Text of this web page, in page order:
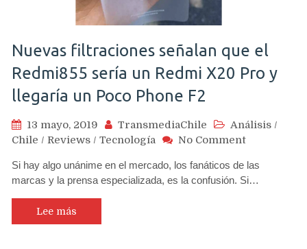
Nuevas filtraciones señalan que el
Redmi855 sería un Redmi X20 Pro y
llegaría un Poco Phone F2
13 mayo, 2019 TransmediaChile Análisis /
Chile / Reviews / Tecnología No Commenton
filtraciones
señalan
Si hay algo unánime en el mercado, los fanáticos de las
marcas y la prensa especializada, es la confusión. Si…
Lee más